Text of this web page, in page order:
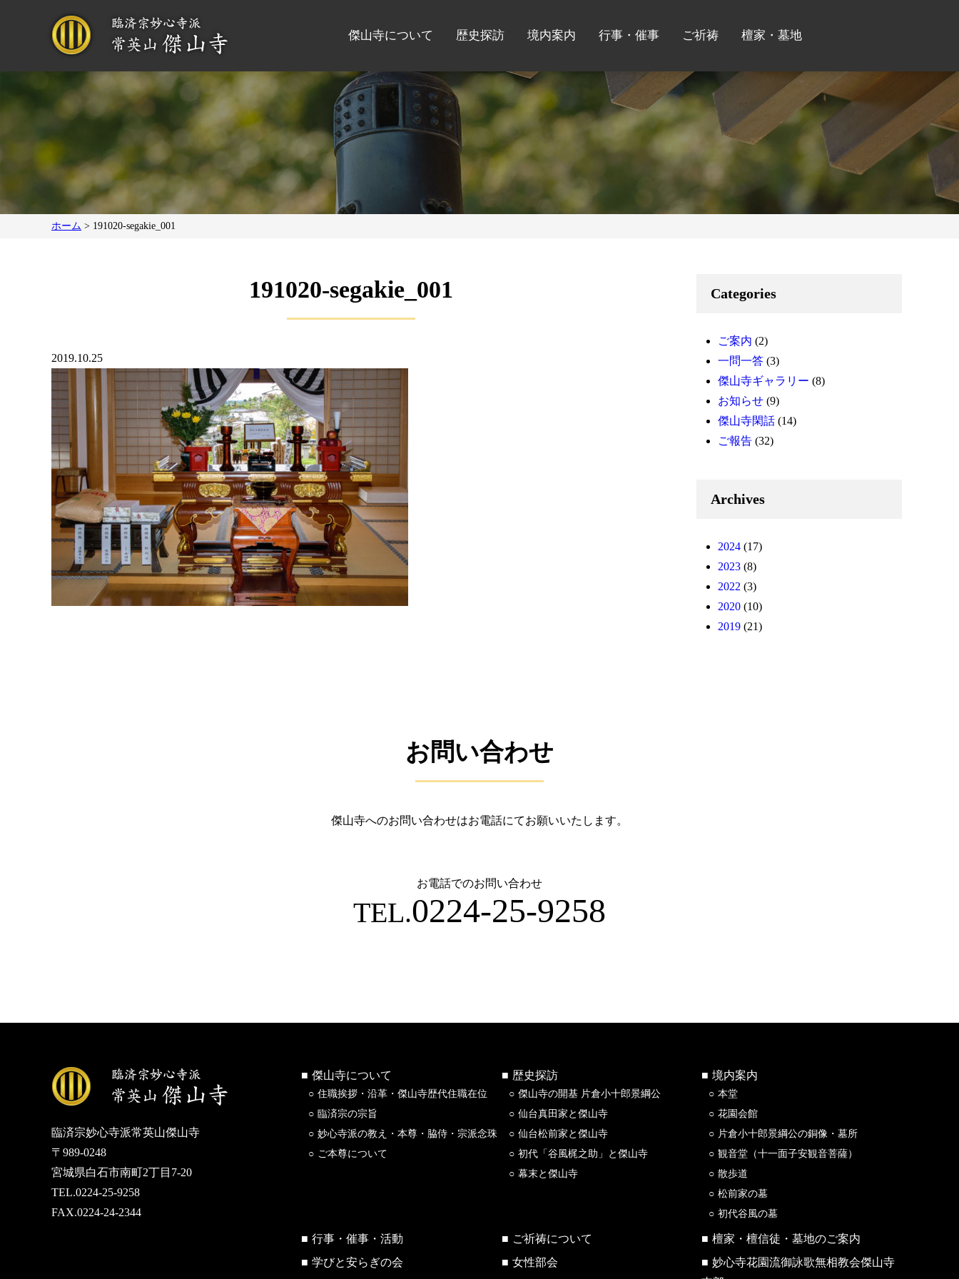
傑山寺について 歴史探訪 境内案内 行事・催事 ご祈祷 檀家・墓地
ホーム > 191020-segakie_001
191020-segakie_001
2019.10.25
Categories
ご案内 (2)
一問一答 (3)
傑山寺ギャラリー (8)
お知らせ (9)
傑山寺閑話 (14)
ご報告 (32)
Archives
2024 (17)
2023 (8)
2022 (3)
2020 (10)
2019 (21)
お問い合わせ
傑山寺へのお問い合わせはお電話にてお願いいたします。
お電話でのお問い合わせ
TEL.0224-25-9258
臨済宗妙心寺派常英山傑山寺
〒989-0248
宮城県白石市南町2丁目7-20
TEL.0224-25-9258
FAX.0224-24-2344
傑山寺について
住職挨拶・沿革・傑山寺歴代住職在位
臨済宗の宗旨
妙心寺派の教え・本尊・脇侍・宗派念珠
ご本尊について
歴史探訪
傑山寺の開基 片倉小十郎景綱公
仙台真田家と傑山寺
仙台松前家と傑山寺
初代「谷風梶之助」と傑山寺
幕末と傑山寺
境内案内
本堂
花園会館
片倉小十郎景綱公の銅像・墓所
観音堂（十一面子安観音菩薩）
散歩道
松前家の墓
初代谷風の墓
行事・催事・活動 ご祈祷について
檀家・檀信徒・墓地のご案内
学びと安らぎの会
女性部会
妙心寺花園流御詠歌無相教会傑山寺